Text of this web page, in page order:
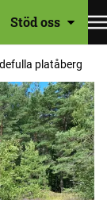
Stöd oss
platåberg